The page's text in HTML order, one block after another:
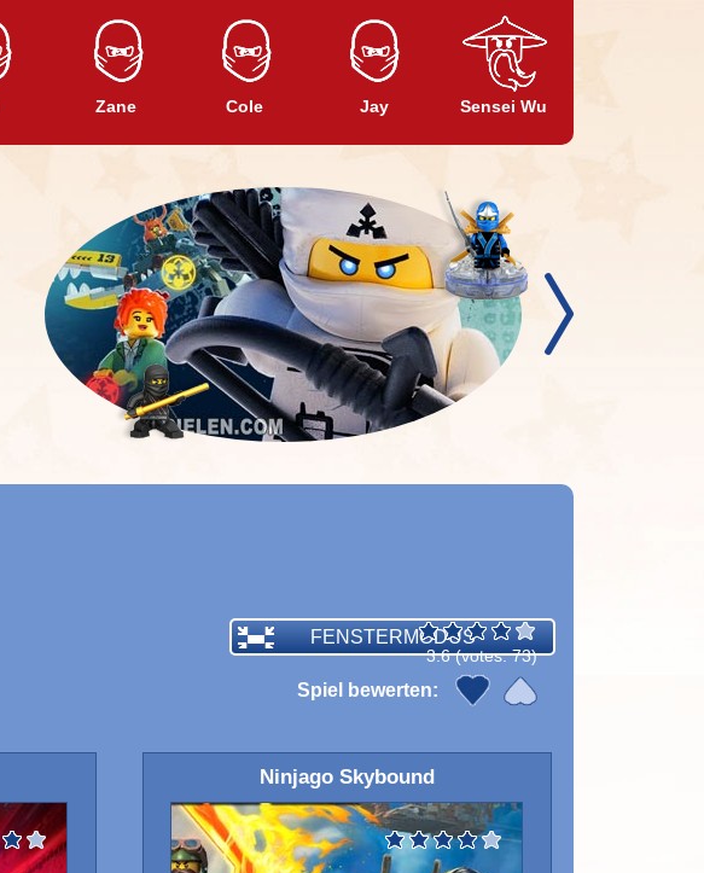
Zane Cole Jay Sensei Wu
FENSTERMODUS
3.6(votes:73)
Spiel bewerten:
Ninjago Skybound